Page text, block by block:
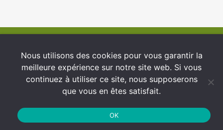
Nous utilisons des cookies pour vous garantir la
meilleure expérience sur notre site web. Si vous
continuez à utiliser ce site, nous supposerons
que vous en êtes satisfait.
OK
Conditions générales d’utilisation
Protection des Données